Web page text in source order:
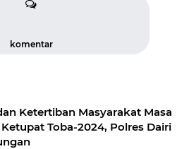
komentar
Ketertiban Masyarakat Masa
Toba-2024, Polres Dairi